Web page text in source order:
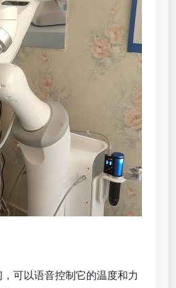
可以语音控制它的温度和力